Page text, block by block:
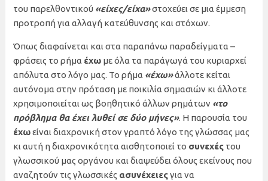
του παρελθοντικού «είχες/είχα»στοχεύει σε μια έμμεση
προτροπή για αλλαγή κατεύθυνσης και στόχων.
Όπως διαφαίνεται και στα παραπάνω παραδείγματα –
φράσεις το ρήμα έχωμε όλα τα παράγωγά του κυριαρχεί
απόλυτα στο λόγο μας. Το ρήμα «έχω»άλλοτε κείται
αυτόνομα στην πρόταση με ποικιλία σημασιών κι άλλοτε
χρησιμοποιείται ως βοηθητικό άλλων ρημάτων «το
πρόβλημα θα έχει λυθεί σε δύο μήνες». Η παρουσία του
έχωείναι διαχρονική στον γραπτό λόγο της γλώσσας μας
κι αυτή η διαχρονικότητα αισθητοποιεί το συνεχέςτου
γλωσσικού μας οργάνου και διαψεύδει όλους εκείνους που
αναζητούν τις γλωσσικές ασυνέχειεςγια να